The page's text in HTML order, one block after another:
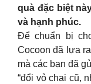
quà đặc biệt
và hạnh phúc.
Để chuẩn bị
Cocoon đã lựa
mà các bạn đã
“đổi vỏ chai cũ,